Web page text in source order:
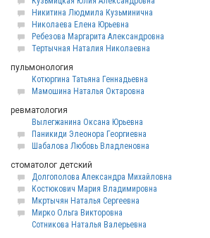
Никитина Людмила Кузьминична
Николаева Елена Юрьевна
Ребезова Маргарита Александровна
Тертычная Наталия Николаевна
пульмонология
Котюргина Татьяна Геннадьевна
Мамошина Наталья Октаровна
ревматология
Вылегжанина Оксана Юрьевна
Паникиди Элеонора Георгиевна
Шабалова Любовь Владленовна
стоматолог детский
Долгополова Александра Михайловна
Костюкович Мария Владимировна
Мкртычян Наталья Сергеевна
Мирко Ольга Викторовна
Сотникова Наталья Валерьевна